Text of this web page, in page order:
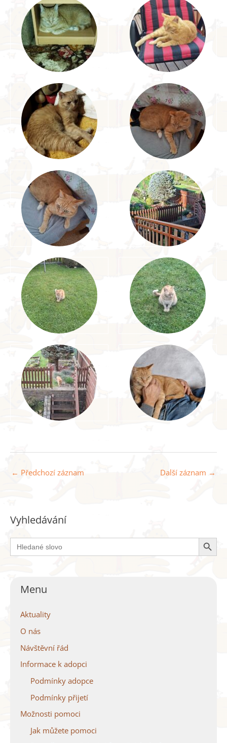
← Předchozí záznam Další záznam →
Vyhledávání
Search
for:
Search Button
Menu
Aktuality
O nás
Návštěvní řád
Informace k adopci
Podmínky adopce
Podmínky přijetí
Možnosti pomoci
Jak můžete pomoci